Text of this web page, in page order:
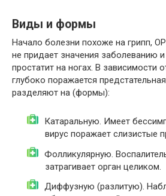
Виды и формы
Начало болезни похоже на грипп,
не придает значения заболеванию
простатит на ногах. В зависимости
глубоко поражается
разделяют на (формы):
Катаральную. Имеет
вирус поражает слизистые
Фолликулярную.
затрагивает орган целиком.
Диффузную (разлитую).